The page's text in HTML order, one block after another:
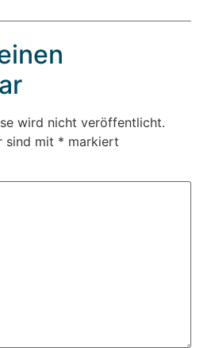
wird nicht veröffentlicht.
sind mit * markiert